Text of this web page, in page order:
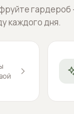
гардероб
каждого дня.